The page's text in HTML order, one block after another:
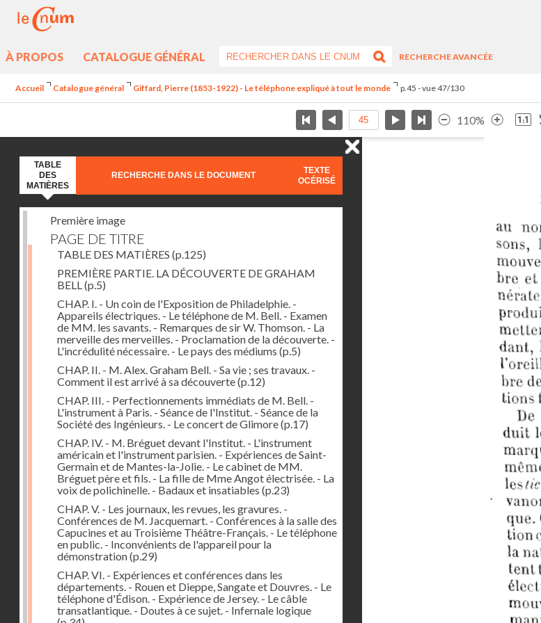
À PROPOS CATALOGUE GÉNÉRAL
RECHERCHE AVANCÉE
Accueil Catalogue général Giffard, Pierre (1853-1922) - Le téléphone expliqué à tout le monde p.45 - vue 47/130
110%
TABLE
DES
MATIÈRES
RECHERCHE DANS LE DOCUMENT
TEXTE
OCÉRISÉ
Première image
PAGE DE TITRE
TABLE DES MATIÈRES (p.125)
PREMIÈRE PARTIE. LA DÉCOUVERTE DE GRAHAM
BELL(p.5)
CHAP. I. - Un coin de l'Exposition de Philadelphie. -
Appareils électriques. - Le téléphone de M. Bell. - Examen
de MM. les savants. - Remarques de sir W. Thomson. - La
merveille des merveilles. - Proclamation de la découverte. -
L'incrédulité nécessaire. - Le pays des médiums (p.5)
CHAP. II. - M. Alex. Graham Bell. - Sa vie ; ses travaux. -
Comment il est arrivé à sa découverte(p.12)
CHAP. III. - Perfectionnements immédiats de M. Bell. -
L'instrument à Paris. - Séance de l'Institut. - Séance de la
Société des Ingénieurs. - Le concert de Glimore(p.17)
CHAP. IV. - M. Bréguet devant l'Institut. - L'instrument
américain et l'instrument parisien. - Expériences de Saint-
Germain et de Mantes-la-Jolie. - Le cabinet de MM.
Bréguet père et fils. - La fille de Mme Angot électrisée. - La
voix de polichinelle. - Badaux et insatiables (p.23)
CHAP. V. - Les journaux, les revues, les gravures. -
Conférences de M. Jacquemart. - Conférences à la salle des
Capucines et au Troisième Théâtre-Français. - Le téléphone
en public. - Inconvénients de l'appareil pour la
démonstration(p.29)
CHAP. VI. - Expériences et conférences dans les
départements. - Rouen et Dieppe, Sangate et Douvres. - Le
téléphone d'Édison. - Expérience de Jersey. - Le câble
transatlantique. - Doutes à ce sujet. - Infernale logique